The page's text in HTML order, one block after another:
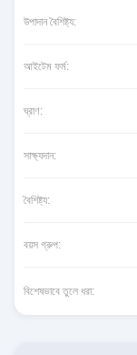
উপাদান বৈশিষ্ট্য:
আইটেম ফর্ম:
ঘ্রাণ:
সাক্ষ্যদান:
বৈশিষ্ট্য:
বয়স গ্রুপ:
বিশেষভাবে তুলে ধরা: